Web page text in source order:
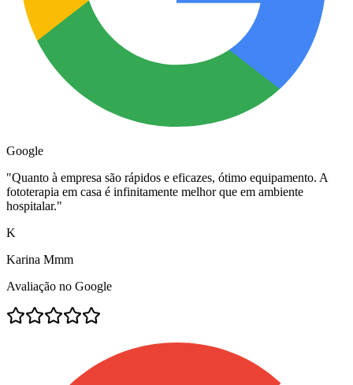
Google
"Quanto à empresa são rápidos e eficazes, ótimo equipamento. A
fototerapia em casa é infinitamente melhor que em ambiente
hospitalar."
K
Karina Mmm
Avaliação no Google